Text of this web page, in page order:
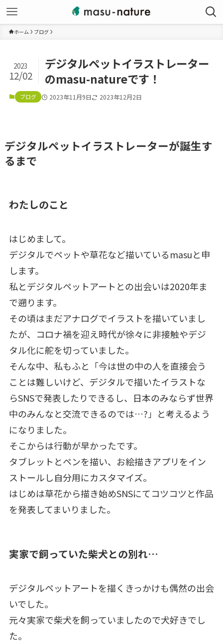
ホーム ブログ
デジタルペットイラストレーター
のmasu-natureです！
2023
12/02
ブログ 2023年11月9日 2023年12月2日
デジタルペットイラストレーターが誕生す
るまで
わたしのこと
はじめまして。
デジタルでペットや草花など描いているmasuと申
します。
私とデジタルペットアートとの出会いは2020年ま
で遡ります。
その頃はまだアナログでイラストを描いていまし
たが、コロナ禍を迎え時代が徐々に非接触やデジ
タル化に舵を切っていました。
そんな中、私もふと「今は世の中の人を直接会う
ことは難しいけど、デジタルで描いたイラストな
らSNSで発表したりできるし、日本のみならず世界
中のみんなと交流できるのでは…?」と考えるよう
になりました。
そこからは行動が早かったです。
タブレットとペンを描い、お絵描きアプリをイン
ストールし自分用にカスタマイズ。
はじめは草花から描き始めSNSにてコツコツと作品
を発表してまいりました。
実家で飼っていた柴犬との別れ…
デジタルペットアートを描くきっかけも偶然の出会
いでした。
元々実家で柴犬を飼っていましたので犬好きでし
た。